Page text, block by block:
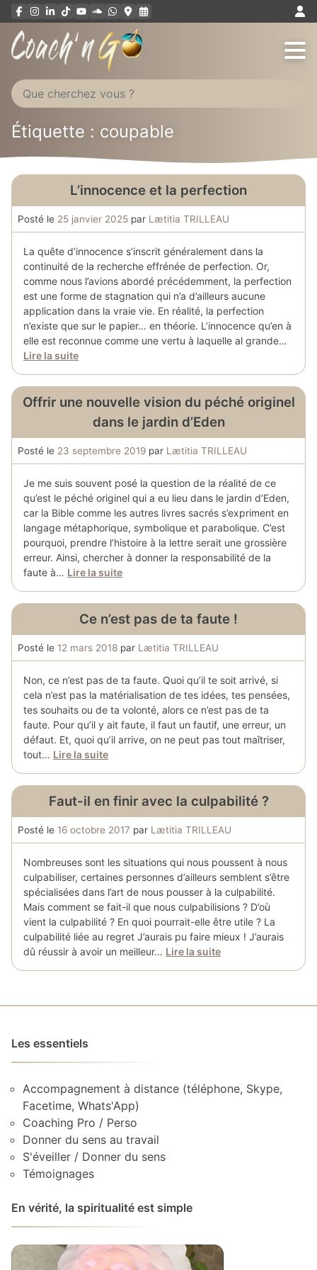
Aller
au
Étiquette : coupable
L’innocence et la perfection
Posté le 25 janvier 2025 par Lætitia TRILLEAU
La quête d’innocence s’inscrit généralement dans la
continuité de la recherche effrénée de perfection. Or,
comme nous l’avions abordé précédemment, la perfection
est une forme de stagnation qui n’a d’ailleurs aucune
application dans la vraie vie. En réalité, la perfection
n’existe que sur le papier… en théorie. L’innocence qu’en à
elle est reconnue comme une vertu à laquelle al grande…
Lire la suite
Offrir une nouvelle vision du péché originel
dans le jardin d’Eden
Posté le 23 septembre 2019 par Lætitia TRILLEAU
Je me suis souvent posé la question de la réalité de ce
qu’est le péché originel qui a eu lieu dans le jardin d’Eden,
car la Bible comme les autres livres sacrés s’expriment en
langage métaphorique, symbolique et parabolique. C’est
pourquoi, prendre l’histoire à la lettre serait une grossière
erreur. Ainsi, chercher à donner la responsabilité de la
faute à… Lire la suite
Ce n’est pas de ta faute !
Posté le 12 mars 2018 par Lætitia TRILLEAU
Non, ce n’est pas de ta faute. Quoi qu’il te soit arrivé, si
cela n’est pas la matérialisation de tes idées, tes pensées,
tes souhaits ou de ta volonté, alors ce n’est pas de ta
faute. Pour qu’il y ait faute, il faut un fautif, une erreur, un
défaut. Et, quoi qu’il arrive, on ne peut pas tout maîtriser,
tout… Lire la suite
Faut-il en finir avec la culpabilité ?
Posté le 16 octobre 2017 par Lætitia TRILLEAU
Nombreuses sont les situations qui nous poussent à nous
culpabiliser, certaines personnes d’ailleurs semblent s’être
spécialisées dans l’art de nous pousser à la culpabilité.
Mais comment se fait-il que nous culpabilisions ? D’où
vient la culpabilité ? En quoi pourrait-elle être utile ? La
culpabilité liée au regret J’aurais pu faire mieux ! J’aurais
dû réussir à avoir un meilleur… Lire la suite
Les essentiels
Accompagnement à distance (téléphone, Skype,
Facetime, Whats'App)
Coaching Pro / Perso
Donner du sens au travail
S'éveiller / Donner du sens
Témoignages
En vérité, la spiritualité est simple